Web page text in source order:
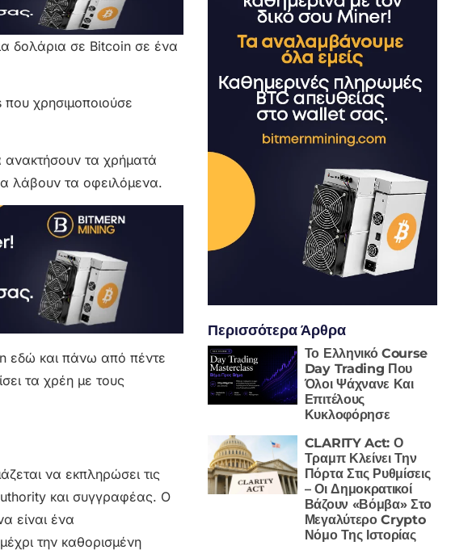
δολάρια σε Bitcoin σε ένα
χρησιμοποιούσε
ανακτήσουν τα χρήματά
λάβουν τα οφειλόμενα.
εδώ και πάνω από πέντε
τα χρέη με τους
να εκπληρώσει τις
και συγγραφέας. Ο
είναι ένα
την καθορισμένη
Περισσότερα Άρθρα
Το Ελληνικό Course
Day Trading Που
Όλοι Ψάχνανε Και
Επιτέλους
Κυκλοφόρησε
CLARITY Act: Ο
Τραμπ Κλείνει Την
Πόρτα Στις Ρυθμίσεις
– Οι Δημοκρατικοί
Βάζουν «Βόμβα» Στο
Μεγαλύτερο Crypto
Νόμο Της Ιστορίας